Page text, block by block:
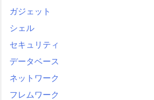
ガジェット
シェル
セキュリティ
データベース
ネットワーク
フレムワーク